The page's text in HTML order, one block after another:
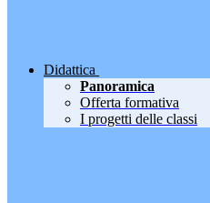
Didattica
Panoramica
Offerta formativa
I progetti delle classi